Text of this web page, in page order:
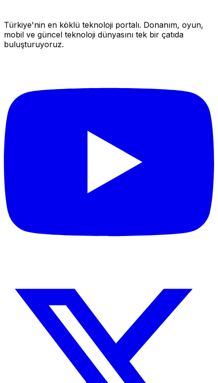
Türkiye'nin en köklü teknoloji portalı. Donanım, oyun,
mobil ve güncel teknoloji dünyasını tek bir çatıda
buluşturuyoruz.